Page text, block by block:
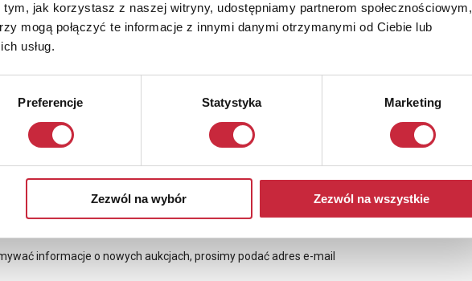
jak korzystasz z naszej witryny, udostępniamy partnerom społecznościowym,
mogą połączyć te informacje z innymi danymi otrzymanymi od Ciebie lub
usług.
Preferencje Statystyka Marketing
Zezwól na wybór Zezwól na wszystkie
Newsletter
informacje o nowych aukcjach, prosimy podać adres e-mail